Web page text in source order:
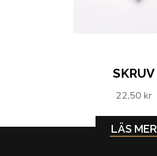
SKRUV
22,50 kr
LÄS MER